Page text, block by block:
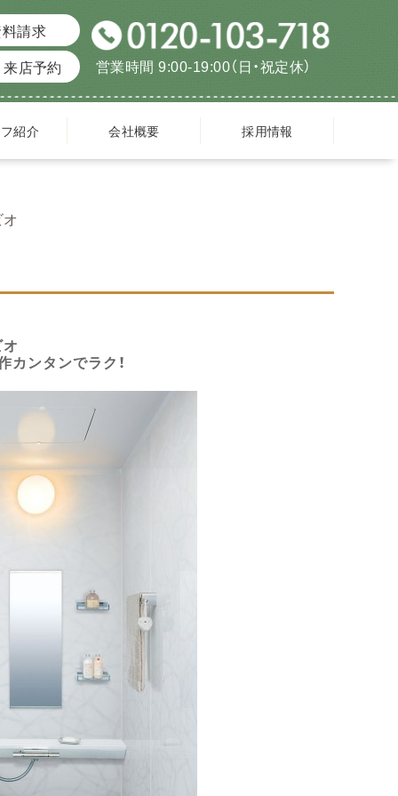
請求
来店予約
営業時間 9:00-19:00（日・祝定休）
紹介 会社概要 採用情報
カンタンでラク！